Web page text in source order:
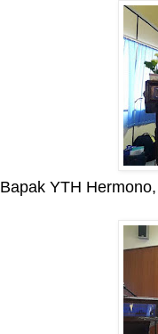
Bapak YTH